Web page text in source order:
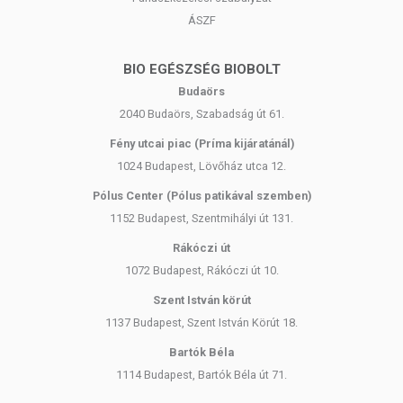
cum flore) aprított formában.
A teakeverék nem tartalmaz mesterséges aromákat,
színezékeket vagy tartósítószereket.
Mikor javasolt a teakeverék fogyasztása?
A teakeverék összetevői hozzájárulhatnak a változókori
kellemetlen tünetek, mint például az ingerlékenység,
idegesség, valamint az ezekkel összefüggő emésztési- és
szemben, epebántalmak (pl. epekő, epeutak gyulladása) vagy
nyelőcső-reflux esetén (a borsosmenta fokozhatja a tüneteket)
a teakeverék fogyasztása nem ajánlott.
ÁSZF
BIO EGÉSZSÉG BIOBOLT
Budaörs
2040 Budaörs, Szabadság út 61.
Fény utcai piac (Príma kijáratánál)
1024 Budapest, Lövőház utca 12.
Pólus Center (Pólus patikával szemben)
1152 Budapest, Szentmihályi út 131.
Rákóczi út
1072 Budapest, Rákóczi út 10.
Szent István körút
1137 Budapest, Szent István Körút 18.
Bartók Béla
1114 Budapest, Bartók Béla út 71.